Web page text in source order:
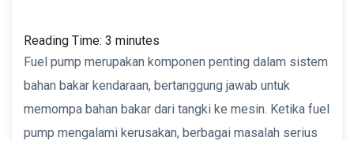
Reading Time: 3 minutes
Fuel pump merupakan komponen penting dalam sistem
bahan bakar kendaraan, bertanggung jawab untuk
memompa bahan bakar dari tangki ke mesin. Ketika fuel
pump mengalami kerusakan, berbagai masalah serius